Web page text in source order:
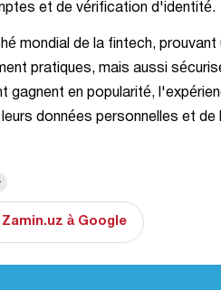
et de vérification d'identité.
mondial de la fintech, prouvant
pratiques, mais aussi
en popularité,
données personnelles et
à Google